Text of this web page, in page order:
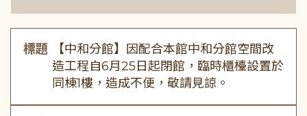
標題
【中和分館】因配合本館中和分館空間改
造工程自6月25日起閉館，臨時櫃檯設置於
同棟1樓，造成不便，敬請見諒。